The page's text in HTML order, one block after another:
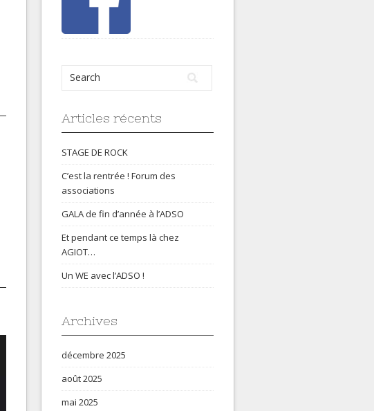
Articles récents
STAGE DE ROCK
C’est la rentrée ! Forum des
associations
GALA de fin d’année à l’ADSO
Et pendant ce temps là chez
AGIOT…
Un WE avec l’ADSO !
Archives
décembre 2025
août 2025
mai 2025